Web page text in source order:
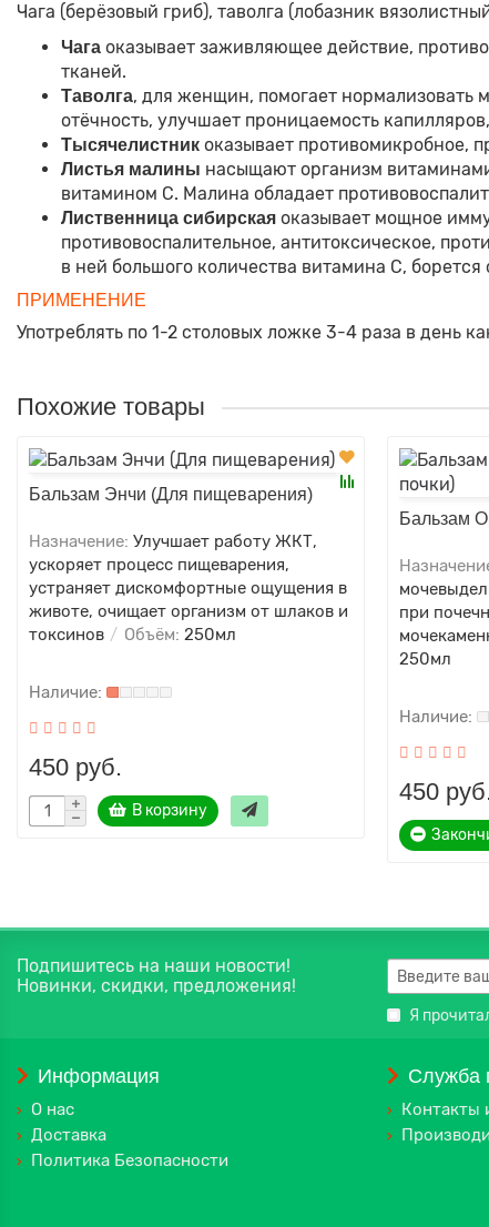
Чага (берёзовый гриб), таволга (лобазник
Чага оказывает заживляющее действие,
тканей.
Таволга, для женщин, помогает нормализовать
отёчность, улучшает проницаемость
Тысячелистник оказывает противомикробное,
Листья малины насыщают организм
витамином С. Малина обладает
Лиственница сибирская оказывает мощное
противовоспалительное, антитоксическое,
в ней большого количества витамина С,
ПРИМЕНЕНИЕ
Употреблять по 1-2 столовых ложке 3-4 раза в день
Похожие товары
Бальзам Энчи (Для пищеварения)
Назначение: Улучшает работу ЖКТ,
ускоряет процесс пищеварения,
устраняет дискомфортные ощущения в
животе, очищает организм от шлаков и
токсинов
Объём: 250мл
450 руб.
В корзину
Бальзам
при
250мл
450 руб.
Подпишитесь на наши новости!
Новинки, скидки, предложения!
Я
Информация
О нас
Доставка
Политика Безопасности
Служба
Контакты